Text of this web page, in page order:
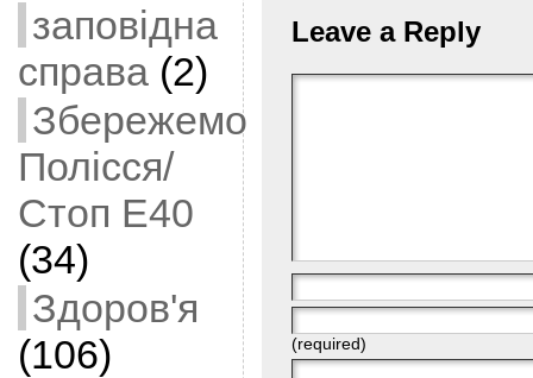
заповідна
справа(2)
Збережемо
Полісся/
Стоп Е40
(34)
Здоров'я
(106)
Leave a Reply
(required)